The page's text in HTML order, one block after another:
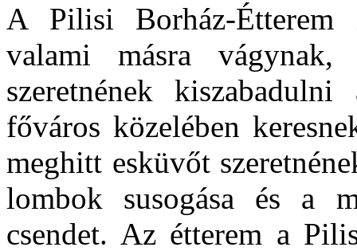
A Pilisi Borház-Étterem
valami másra
szeretnének
főváros közelében
meghitt esküvőt
lombok susogása és a
csendet. Az étterem a